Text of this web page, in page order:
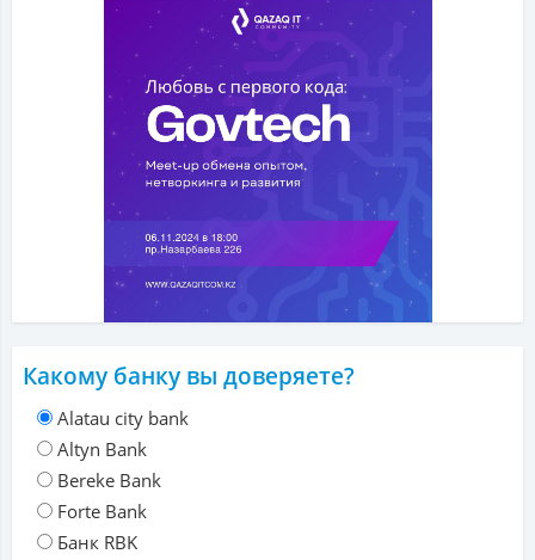
Какому банку вы доверяете?
Alatau city bank
Altyn Bank
Bereke Bank
Forte Bank
Банк RBK